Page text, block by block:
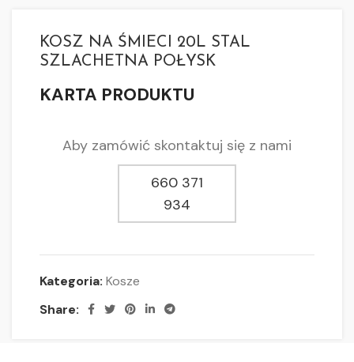
KOSZ NA ŚMIECI 20L STAL
SZLACHETNA POŁYSK
KARTA PRODUKTU
Aby zamówić skontaktuj się z nami
660 371
934
Kategoria: Kosze
Share: